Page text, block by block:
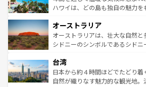
西部には大自然が広がり、グラ
部のニューオーリンズでは、音楽
文化が魅力。旅行者はアメリカの
しみながら、その多様性と豊かな
ならではの贅沢な旅のスタイルだ。 なお、新着のアメリ
情報はコンテンツ一覧を参照して
ハワイは、どの島も独自の魅力を
ワイ島は見逃せない。また、定番
島だが、静かな自然を求めるなら
おすすめ。エメラルドグリーンに
れるおもてなしの心で訪れる人々
人々、おいしいローカルフード
ク、伝統的なフラダンスなど、す
オーストラリア
オーストラリアは、壮大な自然と
シドニーのシンボルであるシドニ
リアリーフや大陸中央部にそびえ
ク）、タスマニアの美しい原生林
ど、見どころがたくさん。また、
台湾
日本から約４時間ほどでたどり着
自然が織りなす魅力的な観光地。